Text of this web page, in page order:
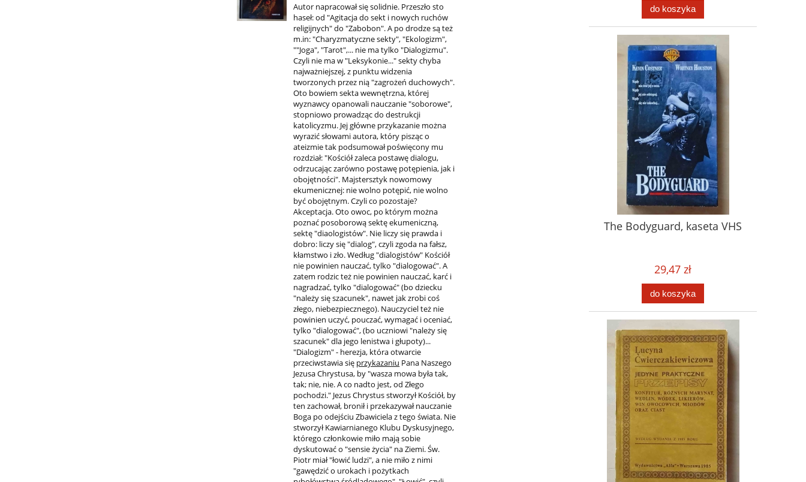
Autor napracował się solidnie. Przeszło sto
haseł: od "Agitacja do sekt i nowych ruchów
religijnych" do "Zabobon". A po drodze są też
m.in: "Charyzmatyczne sekty", "Ekologizm",
""Joga", "Tarot",... nie ma tylko "Dialogizmu".
Czyli nie ma w "Leksykonie..." sekty chyba
najważniejszej, z punktu widzenia
tworzonych przez nią "zagrożeń duchowych".
Oto bowiem sekta wewnętrzna, której
wyznawcy opanowali nauczanie "soborowe",
stopniowo prowadząc do destrukcji
katolicyzmu. Jej główne przykazanie można
wyrazić słowami autora, który pisząc o
ateizmie tak podsumował poświęcony mu
rozdział: "Kościół zaleca postawę dialogu,
odrzucając zarówno postawę potępienia, jak i
obojętności". Majstersztyk nowomowy
ekumenicznej: nie wolno potępić, nie wolno
być obojętnym. Czyli co pozostaje?
Akceptacja. Oto owoc, po którym można
poznać posoborową sektę ekumeniczną,
sektę "diaologistów". Nie liczy się prawda i
dobro: liczy się "dialog", czyli zgoda na fałsz,
kłamstwo i zło. Według "dialogistów" Kościół
nie powinien nauczać, tylko "dialogować". A
zatem rodzic też nie powinien nauczać, karć i
nagradzać, tylko "dialogować" (bo dziecku
"należy się szacunek", nawet jak zrobi coś
złego, niebezpiecznego). Nauczyciel też nie
powinien uczyć, pouczać, wymagać i oceniać,
tylko "dialogować", (bo uczniowi "należy się
szacunek" dla jego lenistwa i głupoty)...
"Dialogizm" - herezja, która otwarcie
przeciwstawia się przykazaniu Pana Naszego
Jezusa Chrystusa, by "wasza mowa była tak,
tak; nie, nie. A co nadto jest, od Złego
pochodzi." Jezus Chrystus stworzył Kościół, by
ten zachował, bronił i przekazywał nauczanie
Boga po odejściu Zbawiciela z tego świata. Nie
stworzył Kawiarnianego Klubu Dyskusyjnego,
którego członkowie miło mają sobie
dyskutować o "sensie życia" na Ziemi. Św.
Piotr miał "łowić ludzi", a nie miło z nimi
"gawędzić o urokach i pożytkach
do koszyka
The Bodyguard, kaseta VHS
29,47 zł
do koszyka